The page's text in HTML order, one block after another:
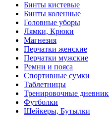
Бинты кистевые
Бинты коленные
Головные уборы
Лямки, Крюки
Магнезия
Перчатки женские
Перчатки мужские
Ремни и пояса
Спортивные сумки
Таблетницы
Тренировочные
Футболки
Шейкеры, Бутылки